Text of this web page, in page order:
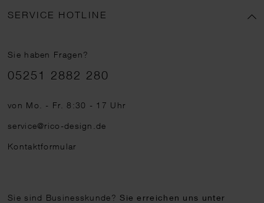
SERVICE HOTLINE
Sie haben Fragen?
Telefonnummer
05251 2882 280
von Mo. - Fr. 8:30 - 17 Uhr
service@rico-design.de
Kontaktformular
Sie sind Businesskunde?Sie erreichen uns unter